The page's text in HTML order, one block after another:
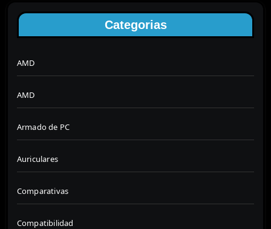
Categorias
AMD
AMD
Armado de PC
Auriculares
Comparativas
Compatibilidad